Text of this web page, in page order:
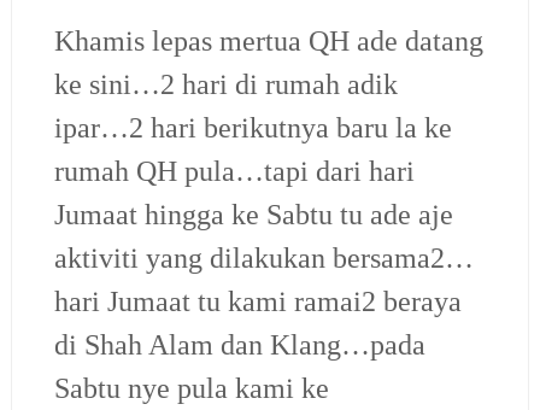
Khamis lepas mertua QH ade datang
ke sini…2 hari di rumah adik
ipar…2 hari berikutnya baru la ke
rumah QH pula…tapi dari hari
Jumaat hingga ke Sabtu tu ade aje
aktiviti yang dilakukan bersama2…
hari Jumaat tu kami ramai2 beraya
di Shah Alam dan Klang…pada
Sabtu nye pula kami ke